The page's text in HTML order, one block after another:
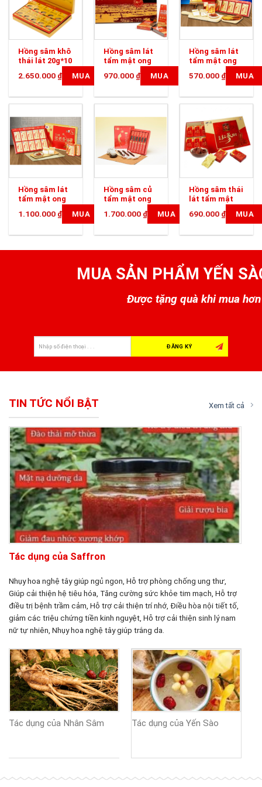
Hồng sâm khô
thái lát 20g*10
2.650.000 ₫ MUA
Hồng sâm lát
tẩm mật ong
970.000 ₫ MUA
Hồng sâm lát
tẩm mật ong
570.000 ₫ MUA
Hồng sâm lát
tẩm mật ong
1.100.000 ₫ MUA
Hồng sâm củ
tẩm mật ong
1.700.000 ₫ MUA
Hồng sâm thái
lát tẩm mật
690.000 ₫ MUA
MUA SẢN PHẨM YẾN
Được tặng quà khi mua
TIN TỨC NỔI BẬT Xem tất cả
Tác dụng của Saffron
Nhụy hoa nghệ tây giúp ngủ ngon, Hỗ trợ phòng chống ung thư,
Giúp cải thiện hệ tiêu hóa, Tăng cường sức khỏe tim mạch, Hỗ trợ
điều trị bệnh trầm cảm, Hỗ trợ cải thiện trí nhớ, Điều hòa nội tiết tố,
giảm các triệu chứng tiền kinh nguyệt, Hỗ trợ cải thiện sinh lý nam
nữ tự nhiên, Nhụy hoa nghệ tây giúp trắng da.
Tác dụng của Nhân Sâm Tác dụng của Yến Sào